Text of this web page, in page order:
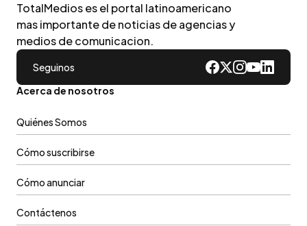
TotalMedios es el portal latinoamericano
mas importante de noticias de agencias y
medios de comunicacion.
Seguinos
Acerca de nosotros
Quiénes Somos
Cómo suscribirse
Cómo anunciar
Contáctenos